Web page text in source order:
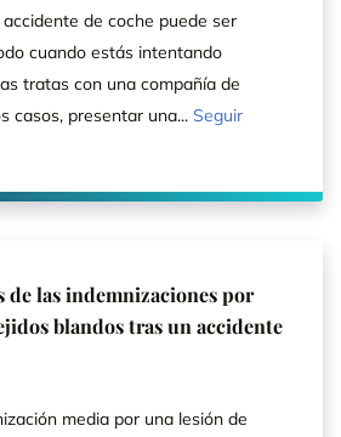
de coche puede ser
cuando estás intentando
tratas con una compañía de
casos, presentar una... Seguir
de las indemnizaciones por
blandos tras un accidente
media por una lesión de